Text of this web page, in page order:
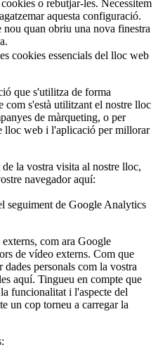
o rebutjar-les. Necessitem
aquesta configuració.
nou quan obriu una nova finestra
cookies essencials del lloc web
que s'utilitza de forma
com s'està utilitzant el nostre lloc
de màrqueting, o per
lloc web i l'aplicació per millorar
la vostra visita al nostre lloc,
navegador aquí:
seguiment de Google Analytics
com ara Google
de vídeo externs. Com que
personals com la vostra
aquí. Tingueu en compte que
funcionalitat i l'aspecte del
un cop torneu a carregar la